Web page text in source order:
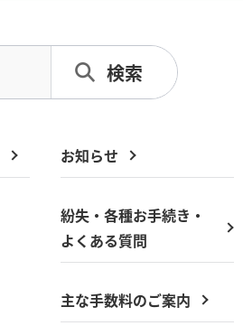
お知らせ
紛失・各種お手続き・
よくある質問
主な手数料のご案内